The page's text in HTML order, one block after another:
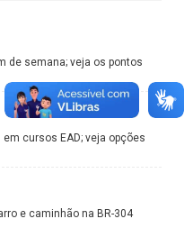
de semana; veja os pontos
cursos EAD; veja opções
e caminhão na BR-304